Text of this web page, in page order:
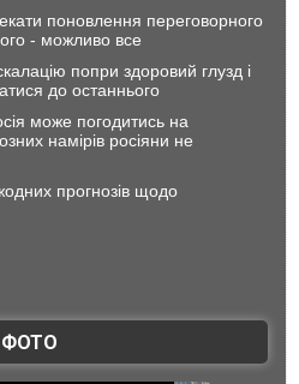
поновлення переговорного
- можливо все
попри здоровий глузд і
до останнього
може погодитись на
намірів росіяни не
прогнозів щодо
ФОТО